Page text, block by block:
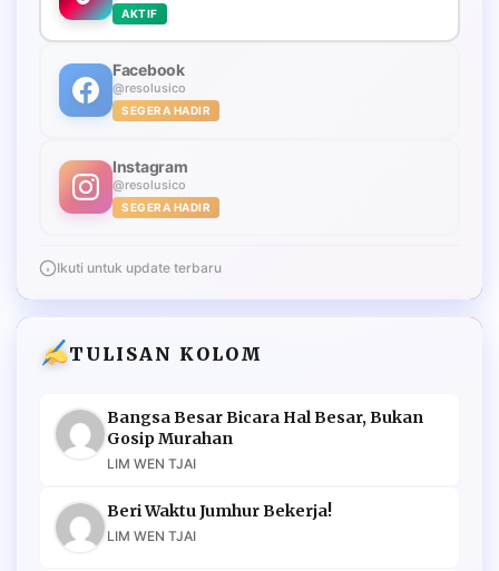
AKTIF
Facebook
@resolusico
SEGERA HADIR
Instagram
@resolusico
SEGERA HADIR
Ikuti untuk update terbaru
TULISAN KOLOM
Bangsa Besar Bicara Hal Besar, Bukan
Gosip Murahan
LIM WEN TJAI
Beri Waktu Jumhur Bekerja!
LIM WEN TJAI